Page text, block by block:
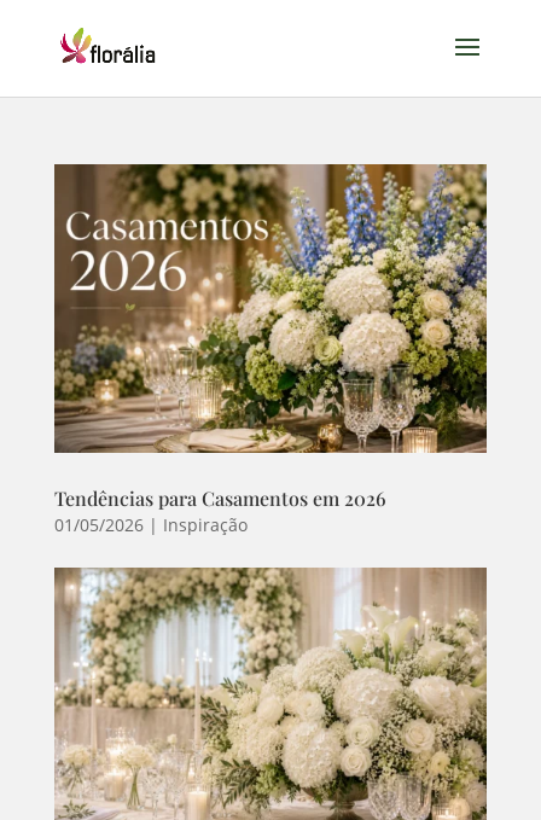
Tendências para Casamentos em 2026
01/05/2026| Inspiração